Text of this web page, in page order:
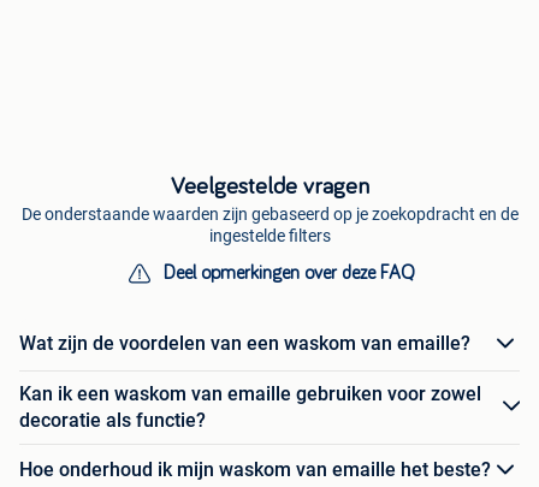
Veelgestelde vragen
De onderstaande waarden zijn gebaseerd op je zoekopdracht en de
ingestelde filters
Deel opmerkingen over deze FAQ
Wat zijn de voordelen van een waskom van emaille?
Kan ik een waskom van emaille gebruiken voor zowel
decoratie als functie?
Hoe onderhoud ik mijn waskom van emaille het beste?